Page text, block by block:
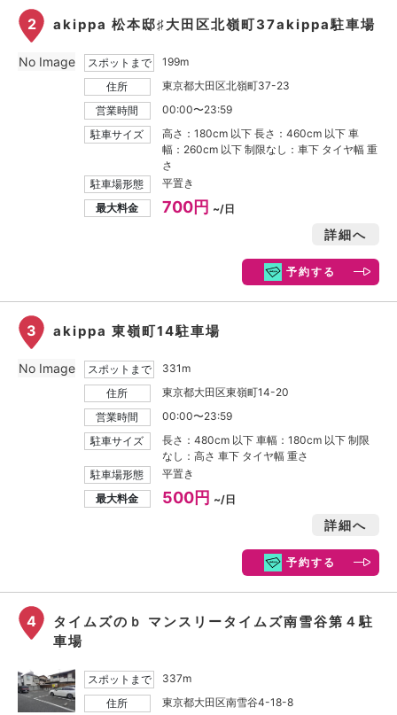
2 akippa 松本邸♯大田区北嶺町37akippa駐車場
スポットまで
199m
住所
東京都大田区北嶺町37-23
営業時間
00:00〜23:59
駐車サイズ
高さ：180cm 以下 長さ：460cm 以下 車
幅：260cm 以下 制限なし：車下 タイヤ幅 重
さ
駐車場形態
平置き
最大料金
700円 ~/日
詳細へ
予約する
No Image
3 akippa 東嶺町14駐車場
スポットまで
331m
住所
東京都大田区東嶺町14-20
営業時間
00:00〜23:59
駐車サイズ
長さ：480cm 以下 車幅：180cm 以下 制限
なし：高さ 車下 タイヤ幅 重さ
駐車場形態
平置き
最大料金
500円 ~/日
詳細へ
予約する
No Image
4
タイムズのｂ マンスリータイムズ南雪谷第４駐
車場
スポットまで
337m
住所
東京都大田区南雪谷4-18-8